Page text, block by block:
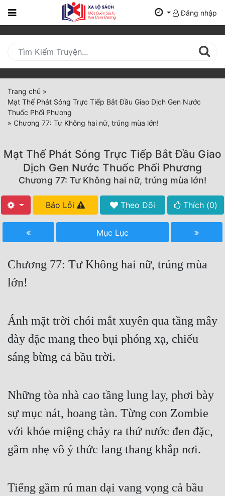
Trang
Mới
Cập
Nhật
(current)
BXH
Truyện Mới Ra
Hoàn Thành
Free
Hậu Cung
Truyện Convert
Truyện Nhập Môn
Truyện ngắn
Xa Lộ Dịch
Cung Đấu
Cạnh Kỹ
Cổ Tiên Hiệp
Cổ Đại
Đăng nhập
Trang chủ »
Mạt Thế Phát Sóng Trực Tiếp Bắt Đầu Giao Dịch Gen Nước
Thuốc Phối Phương
» Chương 77: Tư Không hai nữ, trúng mùa lớn!
Mạt Thế Phát Sóng Trực Tiếp Bắt Đầu Giao
Dịch Gen Nước Thuốc Phối Phương
Chương 77: Tư Không hai nữ, trúng mùa lớn!
Báo Lỗi Theo Dõi Thích (0)
Mục Lục
Chương 77: Tư Không hai nữ, trúng mùa
lớn!
Ánh mặt trời chói mắt xuyên qua tầng mây
dày đặc mang theo bụi phóng xạ, chiếu
sáng bừng cả bầu trời.
Những tòa nhà cao tầng lung lay, phơi bày
sự mục nát, hoang tàn. Từng con Zombie
với khóe miệng chảy ra thứ nước đen đặc,
gầm nhẹ vô ý thức lang thang khắp nơi.
Tiếng gầm rú man dại vang vọng cả bầu